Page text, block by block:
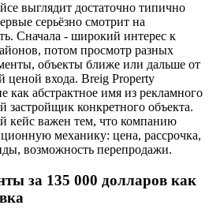
выглядит достаточно типично
серьёзно смотрит на
Сначала - широкий интерес к
потом просмотр разных
объекты ближе или дальше от
ценой входа. Breig Property
как абстрактное имя из рекламного
застройщик конкретного объекта.
кейс важен тем, что компанию
механику: цена, рассрочка,
возможность перепродажи.
за 135 000 долларов как